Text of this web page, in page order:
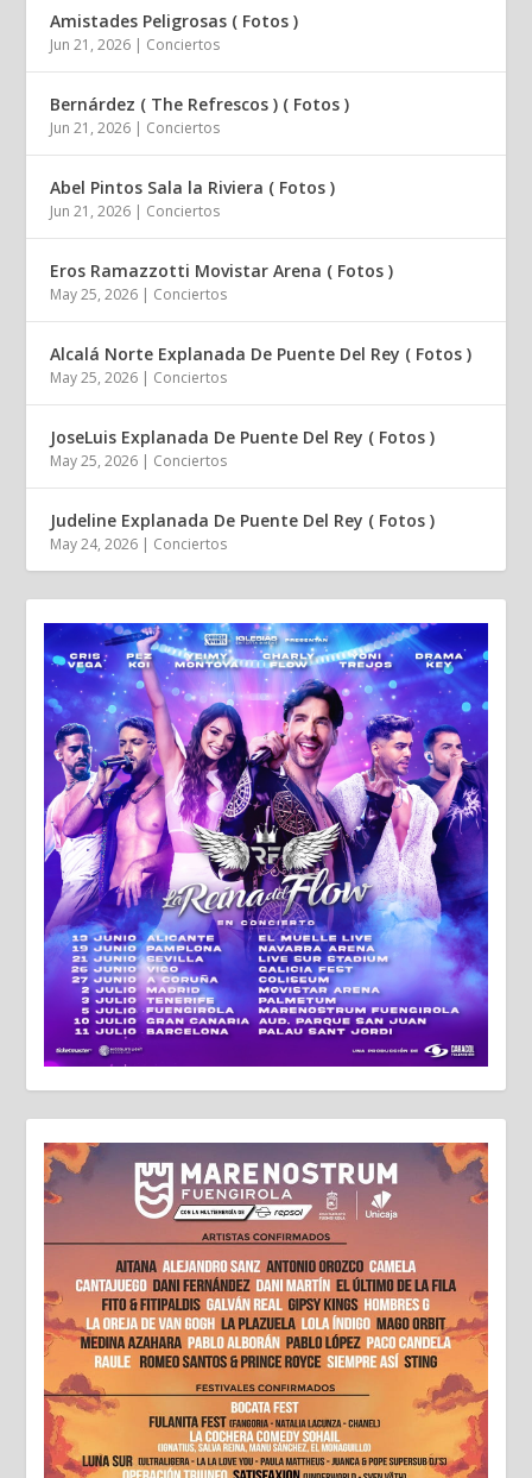
Amistades Peligrosas ( Fotos )
Jun 21, 2026 | Conciertos
Bernárdez ( The Refrescos ) ( Fotos )
Jun 21, 2026 | Conciertos
Abel Pintos Sala la Riviera ( Fotos )
Jun 21, 2026 | Conciertos
Eros Ramazzotti Movistar Arena ( Fotos )
May 25, 2026 | Conciertos
Alcalá Norte Explanada De Puente Del Rey ( Fotos )
May 25, 2026 | Conciertos
JoseLuis Explanada De Puente Del Rey ( Fotos )
May 25, 2026 | Conciertos
Judeline Explanada De Puente Del Rey ( Fotos )
May 24, 2026 | Conciertos